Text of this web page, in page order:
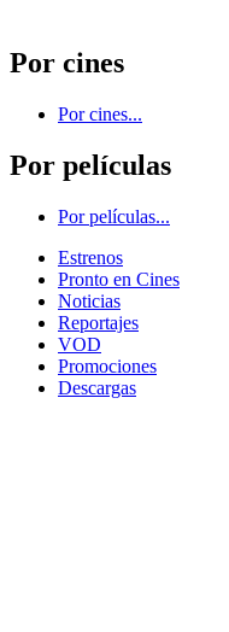
Por cines
Por cines...
Por películas
Por películas...
Estrenos
Pronto en Cines
Noticias
Reportajes
VOD
Promociones
Descargas